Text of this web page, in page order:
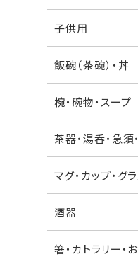
子供用
飯碗（茶碗）・丼
椀・碗物・スープ
茶器・湯呑・急須
マグ・カップ・グ
酒器
箸・カトラリー・